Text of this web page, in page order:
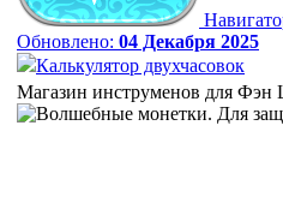
Обновлено: 04 Декабря 2025
Калькулятор двухчасовок
Магазин инструменов для